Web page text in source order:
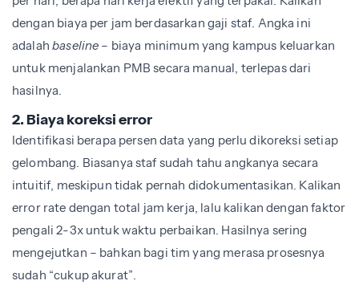
dengan biaya per jam berdasarkan gaji staf. Angka ini
adalahbaseline – biaya minimum yang kampus keluarkan
untuk menjalankan PMB secara manual, terlepas dari
hasilnya.
2. Biaya koreksi error
Identifikasi berapa persen data yang perlu dikoreksi setiap
gelombang. Biasanya staf sudah tahu angkanya secara
intuitif, meskipun tidak pernah didokumentasikan. Kalikan
error rate dengan total jam kerja, lalu kalikan dengan faktor
pengali 2-3x untuk waktu perbaikan. Hasilnya sering
mengejutkan – bahkan bagi tim yang merasa prosesnya
sudah “cukup akurat”.